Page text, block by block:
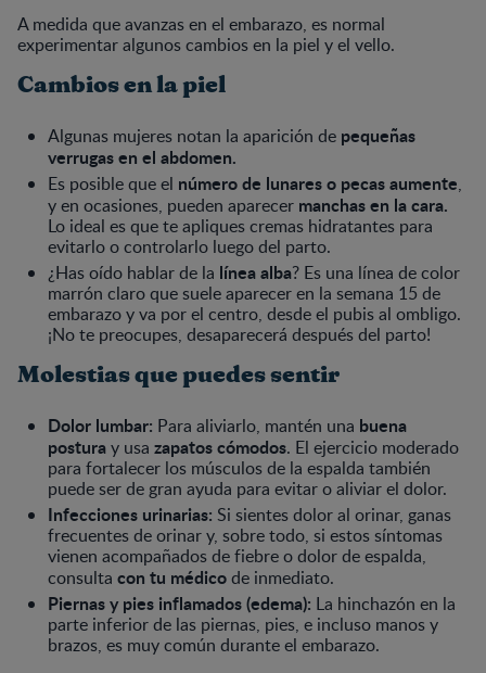
A medida que avanzas en el embarazo, es normal
experimentar algunos cambios en la piel y el vello.
Cambios en la piel
Algunas mujeres notan la aparición de pequeñas
verrugas en el abdomen.
Es posible que el número de lunares o pecas aumente,
y en ocasiones, pueden aparecer manchas en la cara.
Lo ideal es que te apliques cremas hidratantes para
evitarlo o controlarlo luego del parto.
¿Has oído hablar de la línea alba? Es una línea de color
marrón claro que suele aparecer en la semana 15 de
embarazo y va por el centro, desde el pubis al ombligo.
¡No te preocupes, desaparecerá después del parto!
Molestias que puedes sentir
Dolor lumbar: Para aliviarlo, mantén una buena
posturay usa zapatos cómodos. El ejercicio moderado
para fortalecer los músculos de la espalda también
puede ser de gran ayuda para evitar o aliviar el dolor.
Infecciones urinarias: Si sientes dolor al orinar, ganas
frecuentes de orinar y, sobre todo, si estos síntomas
vienen acompañados de fiebre o dolor de espalda,
consulta con tu médicode inmediato.
Piernas y pies inflamados (edema): La hinchazón en la
parte inferior de las piernas, pies, e incluso manos y
brazos, es muy común durante el embarazo.